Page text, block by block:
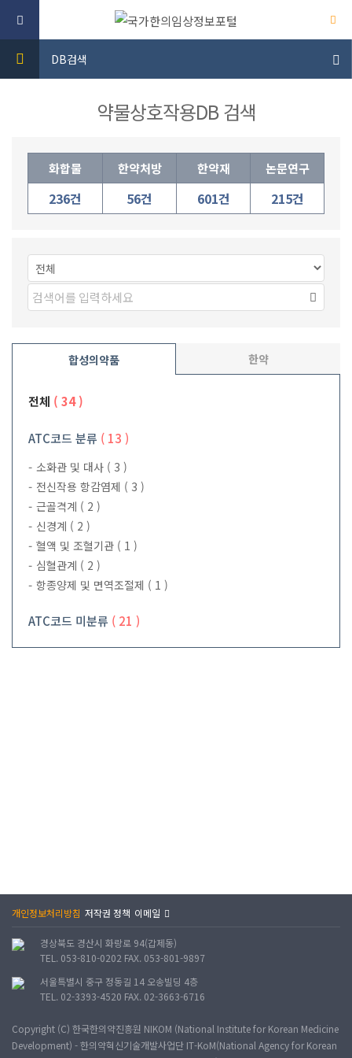
DB검색
약물상호작용DB 검색
화합물 한약처방 한약재 논문연구
236건 56건 601건 215건
합성의약품
전체 ( 34 )
ATC코드 분류 ( 13 )
소화관 및 대사 ( 3 )
전신작용 항감염제 ( 3 )
근골격계 ( 2 )
신경계 ( 2 )
혈액 및 조혈기관 ( 1 )
심혈관계 ( 2 )
항종양제 및 면역조절제 ( 1 )
ATC코드 미분류 ( 21 )
한약
개인정보처리방침 저작권 정책 이메일
경상북도 경산시 화랑로 94(갑제동)
TEL. 053-810-0202 FAX. 053-801-9897
서울특별시 중구 정동길 14 오송빌딩 4층
TEL. 02-3393-4520 FAX. 02-3663-6716
Copyright (C) 한국한의약진흥원 NIKOM (National Institute for Korean Medicine
Development) - 한의약혁신기술개발사업단 IT-KoM(National Agency for Korean